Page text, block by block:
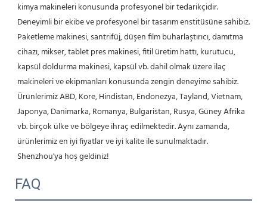
kimya makineleri konusunda profesyonel bir tedarikçidir.
Deneyimli bir ekibe ve profesyonel bir tasarım enstitüsüne sahibiz.
Paketleme makinesi, santrifüj, düşen film buharlaştırıcı, damıtma
cihazı, mikser, tablet pres makinesi, fitil üretim hattı, kurutucu,
kapsül doldurma makinesi, kapsül vb. dahil olmak üzere ilaç
makineleri ve ekipmanları konusunda zengin deneyime sahibiz.
Ürünlerimiz ABD, Kore, Hindistan, Endonezya, Tayland, Vietnam,
Japonya, Danimarka, Romanya, Bulgaristan, Rusya, Güney Afrika
vb. birçok ülke ve bölgeye ihraç edilmektedir. Aynı zamanda,
ürünlerimiz en iyi fiyatlar ve iyi kalite ile sunulmaktadır.
Shenzhou'ya hoş geldiniz!
FAQ